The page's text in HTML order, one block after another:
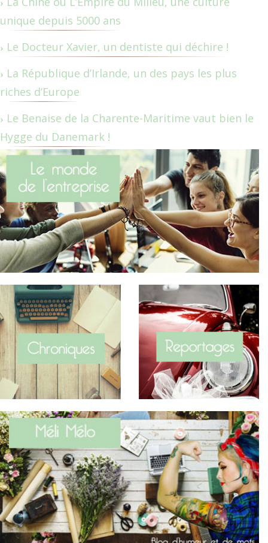
unique depuis 5000 ans
Le Docteur Xavier, un dentiste qui déchire !
La République d’Irlande, un des pays les plus
riches d’Europe
Le Benaise de la Charente-Maritime vaut bien le
Hygge du Danemark !